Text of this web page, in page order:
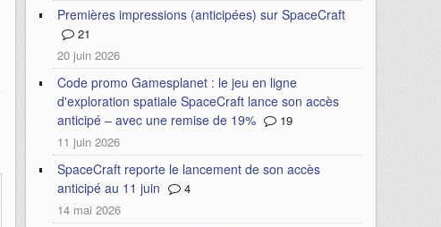
Premières impressions (anticipées) sur SpaceCraft
21
20 juin 2026
Code promo Gamesplanet : le jeu en ligne
d'exploration spatiale SpaceCraft lance son accès
anticipé – avec une remise de 19%
19
11 juin 2026
SpaceCraft reporte le lancement de son accès
anticipé au 11 juin
4
14 mai 2026